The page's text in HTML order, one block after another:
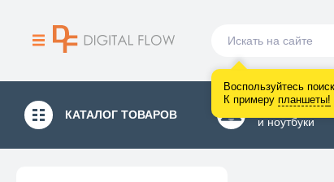
Воспользуйтесь
К примеру планшеты!
КАТАЛОГ ТОВАРОВ
Компьютеры
и ноутбуки